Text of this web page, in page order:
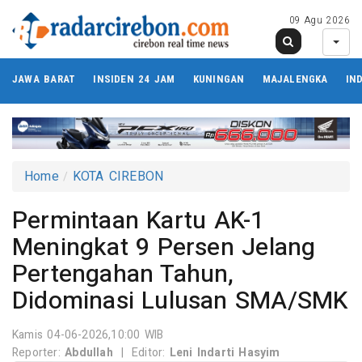
09 Agu 2026
JAWA BARAT INSIDEN 24 JAM KUNINGAN MAJALENGKA
Home KOTA CIREBON
Permintaan Kartu AK-1
Meningkat 9 Persen Jelang
Pertengahan Tahun,
Didominasi Lulusan SMA/SMK
Kamis 04-06-2026,10:00 WIB
Reporter:Abdullah | Editor: Leni Indarti Hasyim